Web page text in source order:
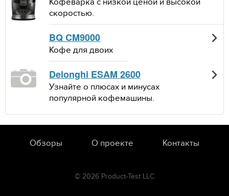
Кофеварка с низкой ценой и высокой
скоростью.
BQ CM9000
Кофе для двоих
Delonghi ESAM 2600
Узнайте о плюсах и минусах
популярной кофемашины.
Обзоры О проекте Контакты
© 2026 Product-Test LLC